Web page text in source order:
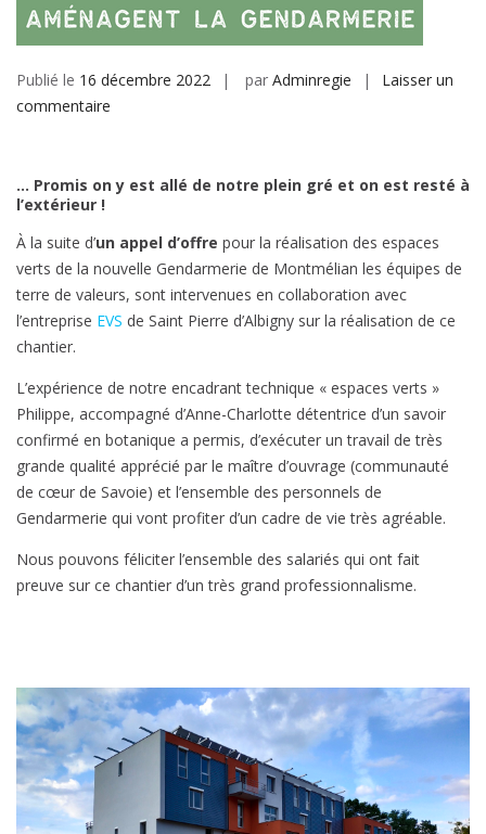
Publié le 16 décembre 2022 par Adminregie
Laisser un
commentaire
Valeurs
la
gendarmerie
… Promis on y est allé de notre plein gré et on est resté à
l’extérieur !
À la suite d’un appel d’offre pour la réalisation des espaces
verts de la nouvelle Gendarmerie de Montmélian les équipes de
terre de valeurs, sont intervenues en collaboration avec
l’entreprise EVS de Saint Pierre d’Albigny sur la réalisation de ce
chantier.
L’expérience de notre encadrant technique « espaces verts »
Philippe, accompagné d’Anne-Charlotte détentrice d’un savoir
confirmé en botanique a permis, d’exécuter un travail de très
grande qualité apprécié par le maître d’ouvrage (communauté
de cœur de Savoie) et l’ensemble des personnels de
Gendarmerie qui vont profiter d’un cadre de vie très agréable.
Nous pouvons féliciter l’ensemble des salariés qui ont fait
preuve sur ce chantier d’un très grand professionnalisme.